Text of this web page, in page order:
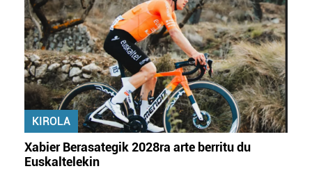
KIROLA
Xabier Berasategik 2028ra arte berritu du
Euskaltelekin